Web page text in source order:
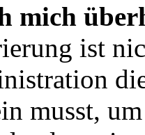
mich
ist
musst,